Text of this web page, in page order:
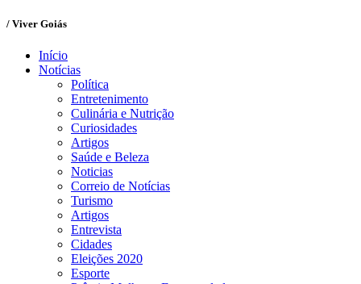
/ Viver Goiás
Início
Notícias
Política
Entretenimento
Culinária e Nutrição
Curiosidades
Artigos
Saúde e Beleza
Noticias
Correio de Notícias
Turismo
Artigos
Entrevista
Cidades
Eleições 2020
Esporte